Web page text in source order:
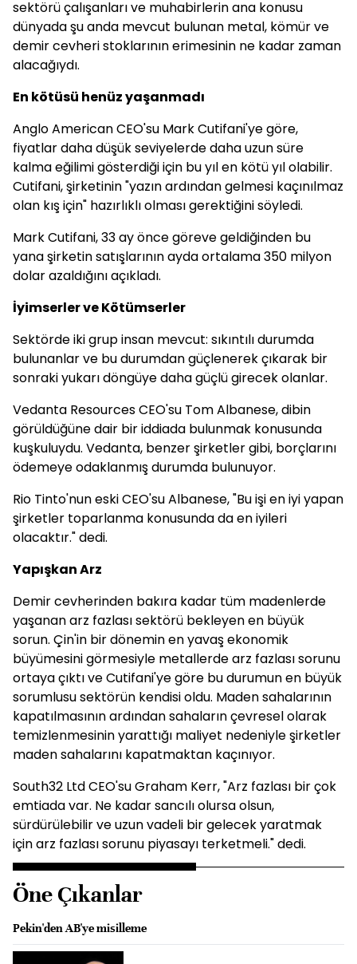
sektörü çalışanları ve muhabirlerin ana konusu
dünyada şu anda mevcut bulunan metal, kömür ve
demir cevheri stoklarının erimesinin ne kadar zaman
alacağıydı.
En kötüsü henüz yaşanmadı
Anglo American CEO'su Mark Cutifani'ye göre,
fiyatlar daha düşük seviyelerde daha uzun süre
kalma eğilimi gösterdiği için bu yıl en kötü yıl olabilir.
Cutifani, şirketinin "yazın ardından gelmesi kaçınılmaz
olan kış için" hazırlıklı olması gerektiğini söyledi.
Mark Cutifani, 33 ay önce göreve geldiğinden bu
yana şirketin satışlarının ayda ortalama 350 milyon
dolar azaldığını açıkladı.
İyimserler ve Kötümserler
Sektörde iki grup insan mevcut: sıkıntılı durumda
bulunanlar ve bu durumdan güçlenerek çıkarak bir
sonraki yukarı döngüye daha güçlü girecek olanlar.
Vedanta Resources CEO'su Tom Albanese, dibin
görüldüğüne dair bir iddiada bulunmak konusunda
kuşkuluydu. Vedanta, benzer şirketler gibi, borçlarını
ödemeye odaklanmış durumda bulunuyor.
Rio Tinto'nun eski CEO'su Albanese, "Bu işi en iyi yapan
şirketler toparlanma konusunda da en iyileri
olacaktır." dedi.
Yapışkan Arz
Demir cevherinden bakıra kadar tüm madenlerde
yaşanan arz fazlası sektörü bekleyen en büyük
sorun. Çin'in bir dönemin en yavaş ekonomik
büyümesini görmesiyle metallerde arz fazlası sorunu
ortaya çıktı ve Cutifani'ye göre bu durumun en büyük
sorumlusu sektörün kendisi oldu. Maden sahalarının
kapatılmasının ardından sahaların çevresel olarak
temizlenmesinin yarattığı maliyet nedeniyle şirketler
maden sahalarını kapatmaktan kaçınıyor.
South32 Ltd CEO'su Graham Kerr, "Arz fazlası bir çok
emtiada var. Ne kadar sancılı olursa olsun,
sürdürülebilir ve uzun vadeli bir gelecek yaratmak
için arz fazlası sorunu piyasayı terketmeli." dedi.
Öne Çıkanlar
Pekin'den AB'ye misilleme